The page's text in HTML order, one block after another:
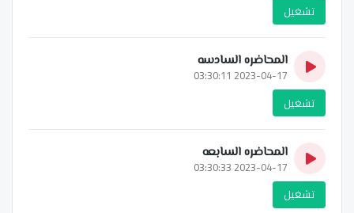
تشغيل
المحاضره السادسه
2023-04-17 03:30:11
تشغيل
المحاضره السابعه
2023-04-17 03:30:33
تشغيل